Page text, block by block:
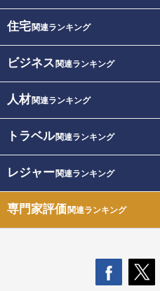
住宅関連ランキング
ビジネス 関連ランキング
人材関連ランキング
トラベル関連ランキング
レジャー関連ランキング
専門家評価関連ランキング